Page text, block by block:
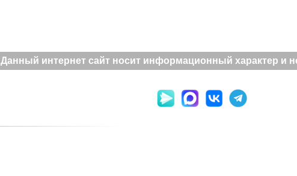
Данный интернет сайт носит информационный характер и